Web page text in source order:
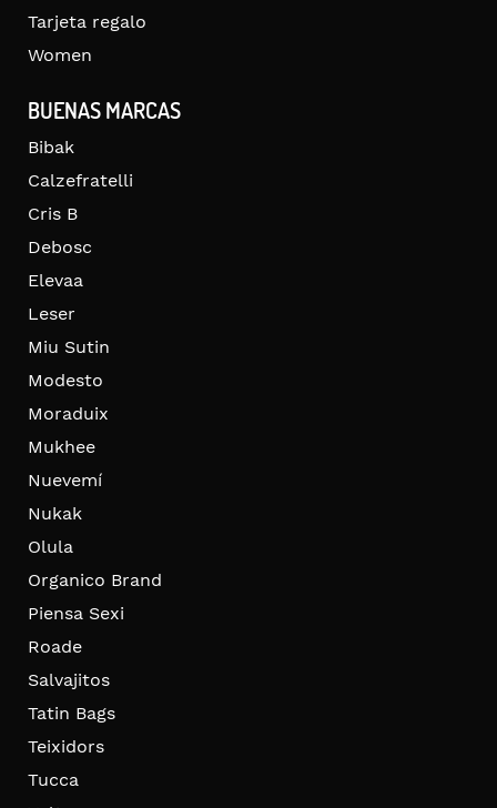
Tarjeta regalo
Women
BUENAS MARCAS
Bibak
Calzefratelli
Cris B
Debosc
Elevaa
Leser
Miu Sutin
Modesto
Moraduix
Mukhee
Nuevemí
Nukak
Olula
Organico Brand
Piensa Sexi
Roade
Salvajitos
Tatin Bags
Teixidors
Tucca